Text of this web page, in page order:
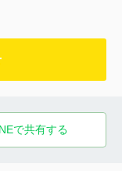
で共有する